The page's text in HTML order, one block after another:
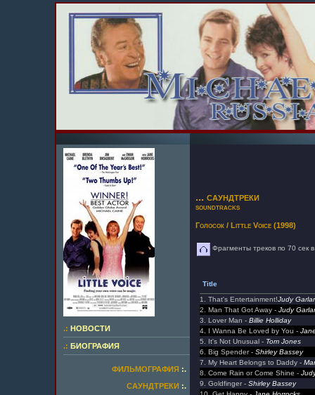
.: НОВОСТИ
.: БИОГРАФИЯ
ФИЛЬМОГРАФИЯ :.
САУНДТРЕКИ :.
... саундтреки
soundtracks
Голосок / Little Voice (1998)
Фрагменты треков по 70 сек
Title
1. That's Entertainment!Judy
2. Man That Got Away - Judy
3. Lover Man - Billie Holliday
4. I Wanna Be Loved by You -
5. It's Not Unusual - Tom Jones
6. Big Spender - Shirley Bassey
7. My Heart Belongs to Daddy -
8. Come Rain or Come Shine -
9. Goldfinger - Shirley Bassey